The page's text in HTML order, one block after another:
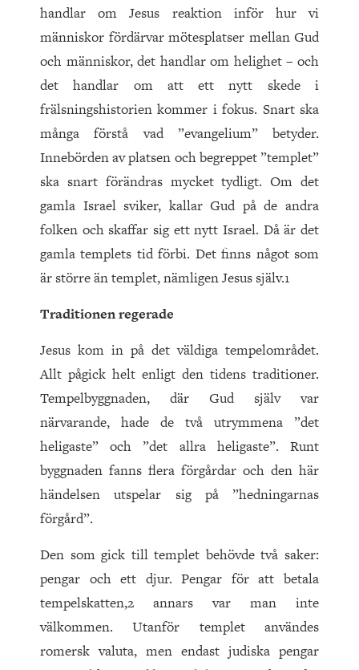
handlar om Jesus reaktion inför hur vi
människor fördärvar mötesplatser mellan Gud
och människor, det handlar om helighet – och
det handlar om att ett nytt skede i
frälsningshistorien kommer i fokus. Snart ska
många förstå vad ”evangelium” betyder.
Innebörden av platsen och begreppet ”templet”
ska snart förändras mycket tydligt. Om det
gamla Israel sviker, kallar Gud på de andra
folken och skaffar sig ett nytt Israel. Då är det
gamla templets tid förbi. Det finns något som
är större än templet, nämligen Jesus själv.1
Traditionen regerade
Jesus kom in på det väldiga tempelområdet.
Allt pågick helt enligt den tidens traditioner.
Tempelbyggnaden, där Gud själv var
närvarande, hade de två utrymmena ”det
heligaste” och ”det allra heligaste”. Runt
byggnaden fanns flera förgårdar och den här
händelsen utspelar sig på ”hedningarnas
förgård”.
Den som gick till templet behövde två saker:
pengar och ett djur. Pengar för att betala
tempelskatten,2 annars var man inte
välkommen. Utanför templet användes
romersk valuta, men endast judiska pengar